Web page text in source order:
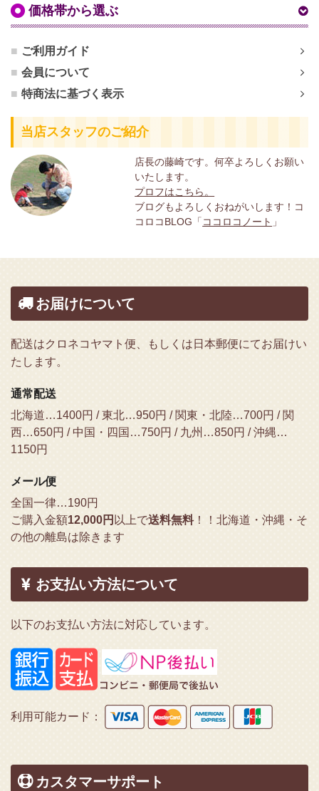
価格帯から選ぶ
ご利用ガイド
会員について
特商法に基づく表示
当店スタッフのご紹介
店長の藤崎です。何卒よろしくお願い
いたします。
プロフはこちら。
ブログもよろしくおねがいします！コ
コロコBLOG「 ココロコノート 」
お届けについて
配送はクロネコヤマト便、もしくは日本郵便にてお届けい
たします。
通常配送
北海道…1400円 / 東北…950円 / 関東・北陸…700円 / 関
西…650円 / 中国・四国…750円 / 九州…850円 / 沖縄…
1150円
メール便
全国一律…190円
ご購入金額12,000円 以上で送料無料！！ 北海道・沖縄・そ
の他の離島は除きます
お支払い方法について
以下のお支払い方法に対応しています。
利用可能カード：
カスタマーサポート